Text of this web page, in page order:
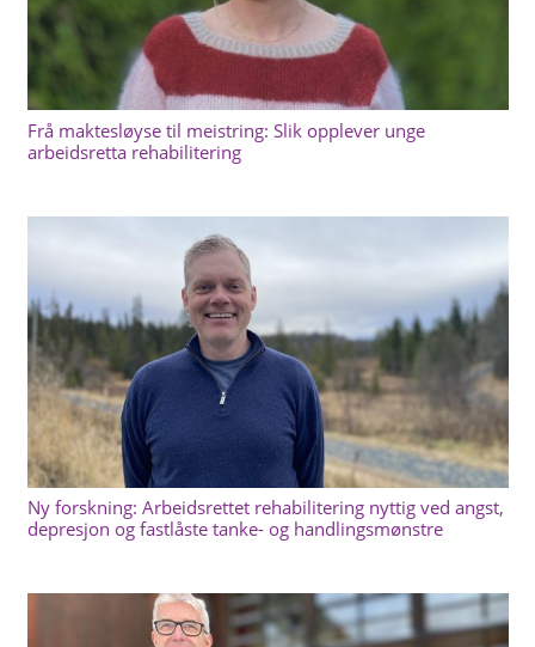
Frå maktesløyse til meistring: Slik opplever unge
arbeidsretta rehabilitering
Ny forskning: Arbeidsrettet rehabilitering nyttig ved angst,
depresjon og fastlåste tanke- og handlingsmønstre